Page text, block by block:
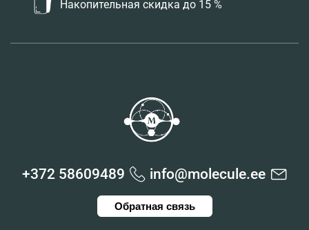
Накопительная скидка до 15 %
+372 58609489 info@molecule.ee
Обратная связь